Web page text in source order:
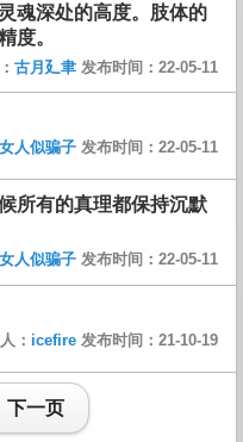
魂深处的高度。肢体的
度。
古月廴聿 发布时间：22-05-11
女人似骗子 发布时间：22-05-11
所有的真理都保持沉默
女人似骗子 发布时间：22-05-11
： icefire 发布时间：21-10-19
下一页